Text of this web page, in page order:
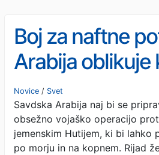
Boj za naftne
Arabija oblikuje
proti Hutijem
Novice / Svet
Savdska Arabija naj bi se
obsežno vojaško operacijo
jemenskim Hutijem, ki bi lahko
po morju in na kopnem. Rijad